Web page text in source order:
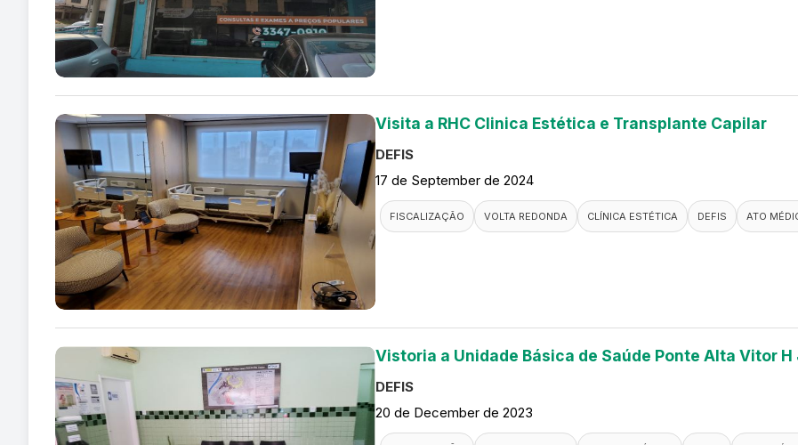
Visita a RHC Clinica Estética e Transplante Capilar
DEFIS
17 de September de 2024
FISCALIZAÇÃO VOLTA REDONDA CLÍNICA ESTÉTICA DEFIS ATO
Vistoria a Unidade Básica de Saúde Ponte Alta Vitor
DEFIS
20 de December de 2023